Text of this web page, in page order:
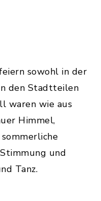
sowohl in der
den Stadtteilen
waren wie aus
Himmel,
und
Tanz.